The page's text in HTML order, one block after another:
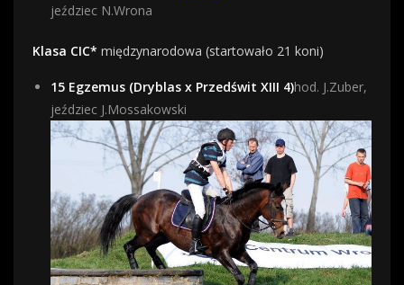
jeździec N.Wrona
Klasa CIC* międzynarodowa (startowało 21 koni)
15 Egzemus (Dryblas x Przedświt XIII 4)hod. J.Zuber,
jeździec J.Mossakowski